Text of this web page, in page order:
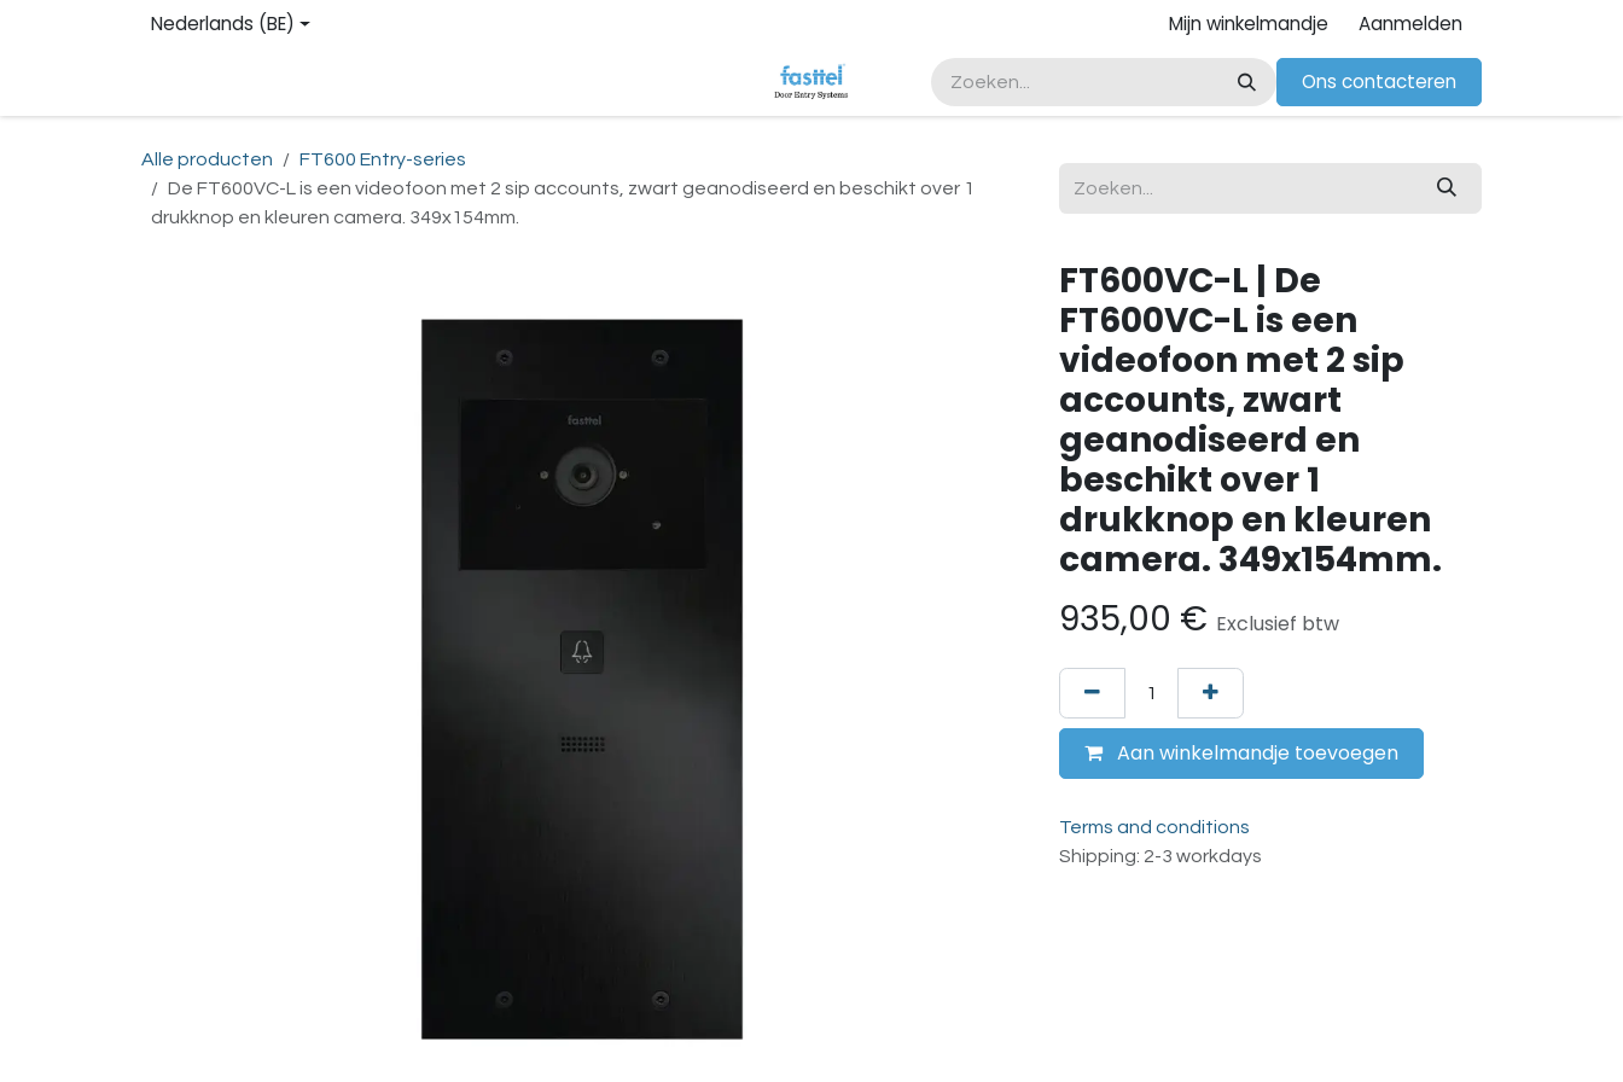
Overslaan naar inhoudNederlands (BE) Mijn winkelmandje Aanmelden
Ons contacteren
Alle producten
FT600 Entry-series
De FT600VC-L is een videofoon met 2 sip accounts, zwart geanodiseerd en beschikt over 1
drukknop en kleuren camera. 349x154mm.
FT600VC-L | De
FT600VC-L is een
videofoon met 2 sip
accounts, zwart
geanodiseerd en
beschikt over 1
drukknop en kleuren
camera. 349x154mm.
935,00 € Exclusief btw
Aan winkelmandje toevoegen
Terms and conditions
Shipping: 2-3 workdays